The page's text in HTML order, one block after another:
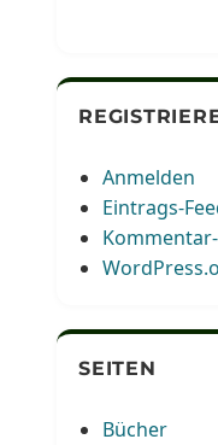
Anmelden
Eintrags-
SEITEN
Bücher